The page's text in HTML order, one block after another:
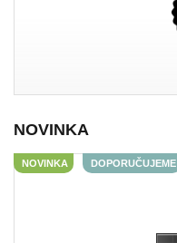
NOVINKA
NOVINKA DOPORUČUJEME